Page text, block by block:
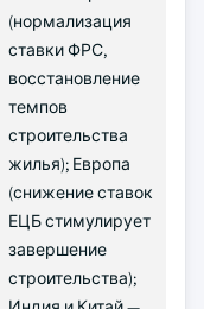
(нормализация
ставки ФРС,
восстановление
темпов
строительства
жилья); Европа
(снижение ставок
ЕЦБ стимулирует
завершение
строительства);